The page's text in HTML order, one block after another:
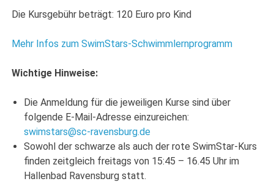
Die Kursgebühr beträgt: 120 Euro pro Kind
Mehr Infos zum SwimStars-Schwimmlernprogramm
Wichtige Hinweise:
Die Anmeldung für die jeweiligen Kurse sind über
folgende E-Mail-Adresse einzureichen:
swimstars@sc-ravensburg.de
Sowohl der schwarze als auch der rote SwimStar-Kurs
finden zeitgleich freitags von 15:45 – 16.45 Uhr im
Hallenbad Ravensburg statt.